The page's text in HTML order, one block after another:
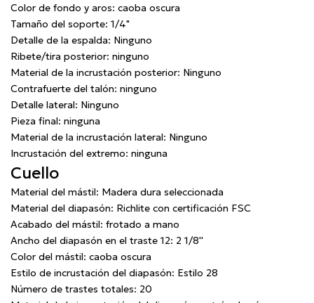
Color de fondo y aros: caoba oscura
Tamaño del soporte: 1/4"
Detalle de la espalda: Ninguno
Ribete/tira posterior: ninguno
Material de la incrustación posterior: Ninguno
Contrafuerte del talón: ninguno
Detalle lateral: Ninguno
Pieza final: ninguna
Material de la incrustación lateral: Ninguno
Incrustación del extremo: ninguna
Cuello
Material del mástil: Madera dura seleccionada
Material del diapasón: Richlite con certificación FSC
Acabado del mástil: frotado a mano
Ancho del diapasón en el traste 12: 2 1/8''
Color del mástil: caoba oscura
Estilo de incrustación del diapasón: Estilo 28
Número de trastes totales: 20